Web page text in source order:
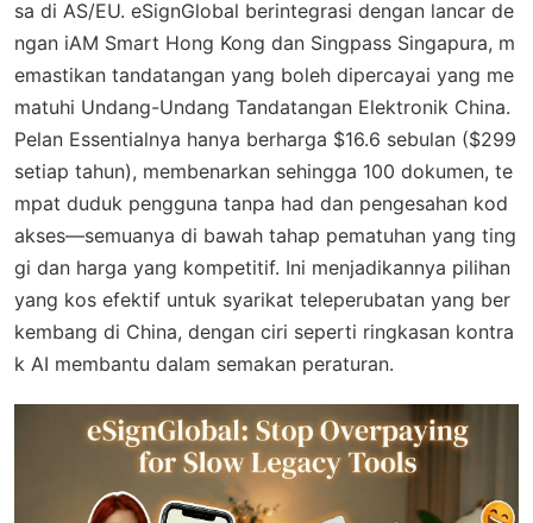
sa di AS/EU. eSignGlobal berintegrasi dengan lancar de
ngan iAM Smart Hong Kong dan Singpass Singapura, m
emastikan tandatangan yang boleh dipercayai yang me
matuhi Undang-Undang Tandatangan Elektronik China.
Pelan Essentialnya hanya berharga $16.6 sebulan ($299
setiap tahun), membenarkan sehingga 100 dokumen, te
mpat duduk pengguna tanpa had dan pengesahan kod
akses—semuanya di bawah tahap pematuhan yang ting
gi dan harga yang kompetitif. Ini menjadikannya pilihan
yang kos efektif untuk syarikat teleperubatan yang ber
kembang di China, dengan ciri seperti ringkasan kontra
k AI membantu dalam semakan peraturan.